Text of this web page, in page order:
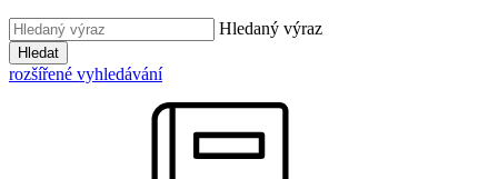
Hledaný výraz
Hledat
rozšířené vyhledávání